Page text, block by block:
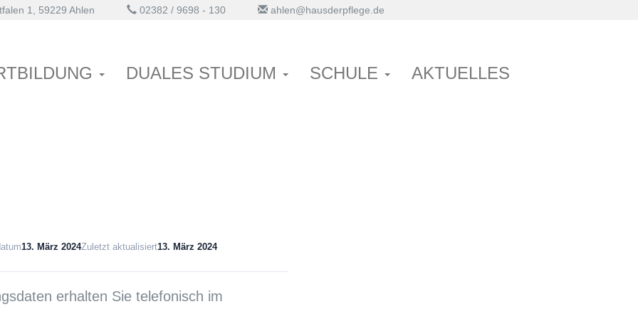
1, 59229 Ahlen 02382 / 9698 - 130 ahlen@hausderpflege.de
DUALES STUDIUM SCHULE
AKTUELLES
13. März 2024Zuletzt aktualisiert13. März 2024
erhalten Sie telefonisch im